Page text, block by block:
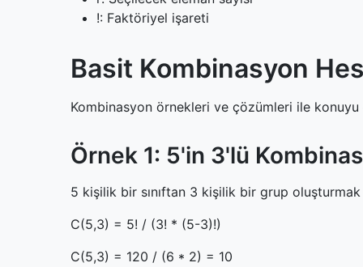
!: Faktöriyel işareti
Basit Kombinasyon
Kombinasyon örnekleri ve çözümleri ile konuyu
Örnek 1: 5'in 3'lü
5 kişilik bir sınıftan 3 kişilik bir grup
C(5,3) = 5! / (3! * (5-3)!)
C(5,3) = 120 / (6 * 2) = 10